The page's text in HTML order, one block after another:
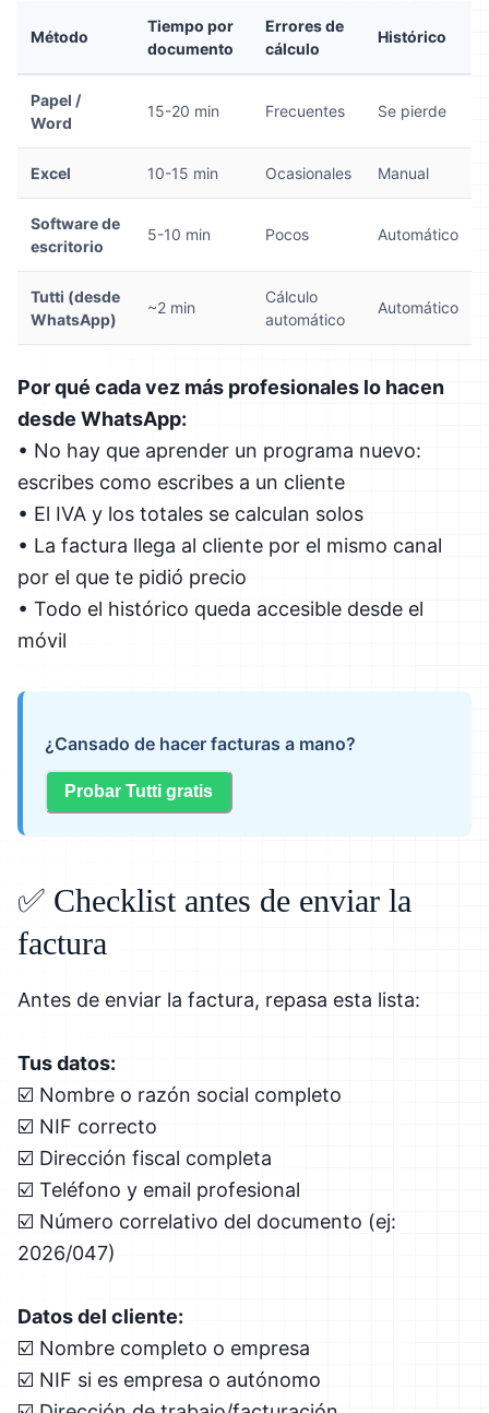
Método
Tiempo por
documento
Errores de
cálculo
Histórico
Papel /
Word
15-20 min Frecuentes Se pierde
Excel 10-15 min Ocasionales Manual
Software de
escritorio
5-10 min Pocos Automático
Tutti (desde
WhatsApp)
~2 min
Cálculo
automático
Automático
Por qué cada vez más profesionales lo hacen
desde WhatsApp:
• No hay que aprender un programa nuevo:
escribes como escribes a un cliente
• El IVA y los totales se calculan solos
• La factura llega al cliente por el mismo canal
por el que te pidió precio
• Todo el histórico queda accesible desde el
móvil
¿Cansado de hacer facturas a mano?
Probar Tutti gratis
✅ Checklist antes de enviar la
factura
Antes de enviar la factura, repasa esta lista:
Tus datos:
☑️ Nombre o razón social completo
☑️ NIF correcto
☑️ Dirección fiscal completa
☑️ Teléfono y email profesional
☑️ Número correlativo del documento (ej:
2026/047)
Datos del cliente:
☑️ Nombre completo o empresa
☑️ NIF si es empresa o autónomo